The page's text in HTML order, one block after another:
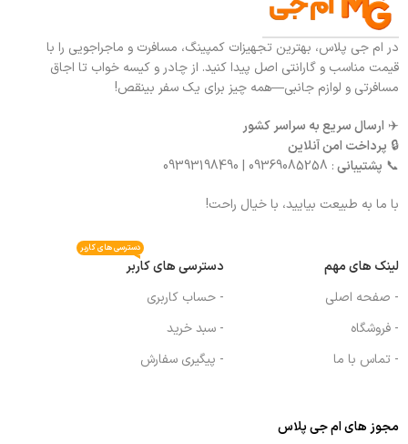
در ام جی پلاس، بهترین تجهیزات کمپینگ، مسافرت و ماجراجویی را با
قیمت مناسب و گارانتی اصل پیدا کنید. از چادر و کیسه خواب تا اجاق
مسافرتی و لوازم جانبی—همه چیز برای یک سفر بینقص!
✈️ ارسال سریع به سراسر کشور
🔒 پرداخت امن آنلاین
📞 پشتیبانی: 09369085258 | 09393198490
با ما به طبیعت بیایید، با خیال راحت!
لینک های مهم
- صفحه اصلی
- فروشگاه
- تماس با ما
دسترسی های کاربر
دسترسی های کاربر
- حساب کاربری
- سبد خرید
- پیگیری سفارش
مجوز های ام جی پلاس